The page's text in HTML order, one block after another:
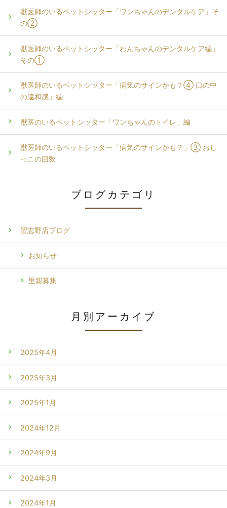
獣医師のいるペットシッター「ワンちゃんのデンタルケア」そ
の②
獣医師のいるペットシッター「わんちゃんのデンタルケア編」
その①
獣医師のいるペットシッター「病気のサインかも？④ 口の中
の違和感」編
獣医のいるペットシッター「ワンちゃんのトイレ」編
獣医師のいるペットシッター「病気のサインかも？」③ おし
っこの回数
ブログカテゴリ
習志野店ブログ
お知らせ
里親募集
月別アーカイブ
2025年4月
2025年3月
2025年1月
2024年12月
2024年9月
2024年3月
2024年1月